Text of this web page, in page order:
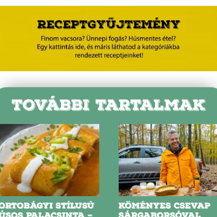
TOVÁBBI TARTALMAK
STÍLUSÚ
KÖMÉNYES CSEVAP